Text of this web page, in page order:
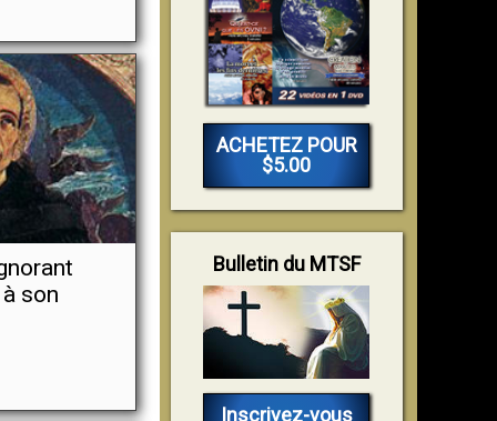
son
ACHETEZ POUR
$5.00
Bulletin du MTSF
Inscrivez-vous